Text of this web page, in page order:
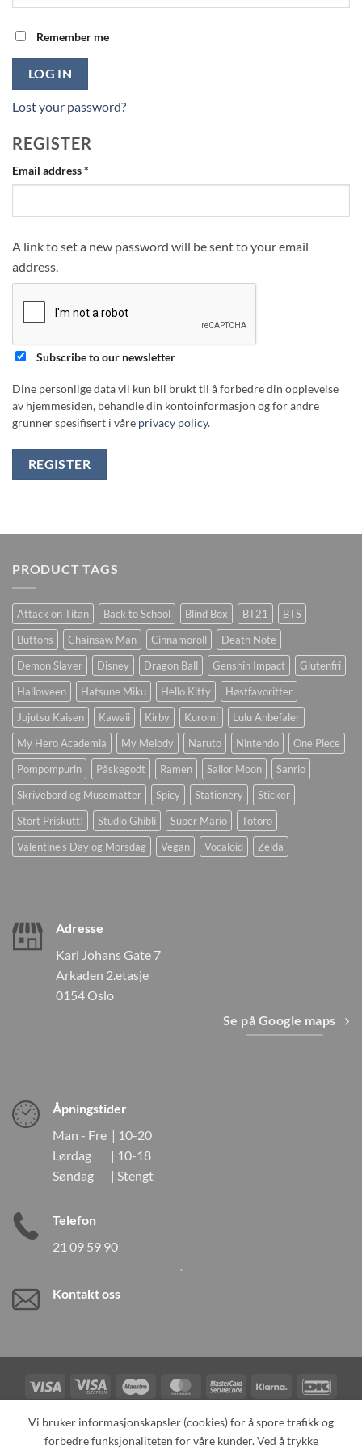
Remember me
LOG IN
Lost your password?
REGISTER
Email address*
A link to set a new password will be sent to your email
address.
Subscribe to our newsletter
Dine personlige data vil kun bli brukt til å forbedre din opplevelse
av hjemmesiden, behandle din kontoinformasjon og for andre
grunner spesifisert i våre privacy policy.
REGISTER
PRODUCT TAGS
Attack on Titan Back to School Blind Box BT21
BTS
Buttons
Chainsaw Man Cinnamoroll
Death Note
Demon Slayer
Disney Dragon Ball Genshin Impact
Glutenfri
Halloween
Hatsune Miku Hello Kitty
Høstfavoritter
Jujutsu Kaisen
Kawaii Kirby Kuromi
Lulu Anbefaler
My Hero Academia
My Melody Naruto Nintendo
One Piece
Pompompurin
Påskegodt Ramen Sailor Moon
Sanrio
Skrivebord og Musematter
Spicy Stationery
Sticker
Stort Priskutt!
Studio Ghibli Super Mario
Totoro
Valentine's Day og Morsdag
Vegan Vocaloid Zelda
Adresse
Karl Johans Gate 7
Arkaden 2.etasje
0154 Oslo
Se på Google maps
Åpningstider
Man - Fre | 10-20
Lørdag | 10-18
Søndag | Stengt
Telefon
21 09 59 90
Kontakt oss
Visa
Visa
Electron
Maestro MasterCardMasterCard
2
Klarna
Card
TILBAKEKALLINGER KONTAKT OSS OM OSS
Vi bruker informasjonskapsler (cookies) for å spore trafikk og
forbedre funksjonaliteten for våre kunder. Ved å trykke